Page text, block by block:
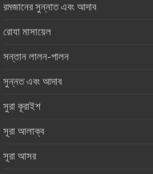
রমজানের সুন্নাত এবং আদাব
রোযা মাসায়েল
সন্তান লালন-পালন
সুন্নত এবং আদাব
সুরা কূরাইশ
সূরা আলাক্ব